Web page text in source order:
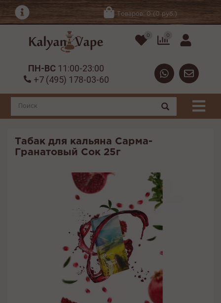
Товаров: 0 (0 руб.)
0 0
ПН-ВС 11:00-23:00
+7 (495) 178-03-60
Табак для кальяна Сарма-
Гранатовый Сок 25г